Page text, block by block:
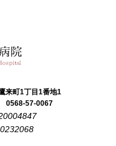
院
来町1丁目1番地1
0568-57-0067